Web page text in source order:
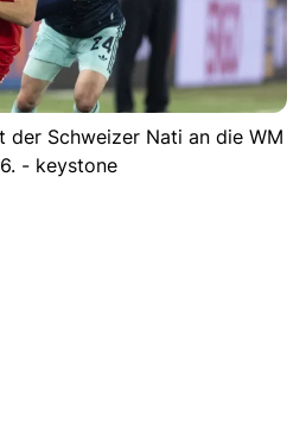
Schweizer Nati an die WM
- keystone